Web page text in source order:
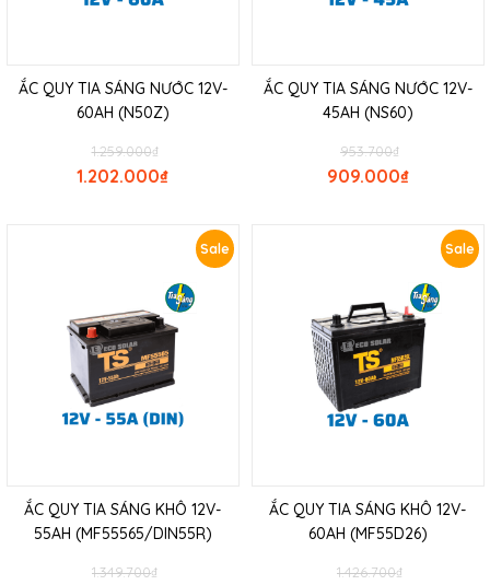
ẮC QUY TIA SÁNG NƯỚC 12V-
60AH (N50Z)
₫
1.259.000
₫
1.202.000
ẮC QUY TIA SÁNG NƯỚC 12V-
45AH (NS60)
₫
953.700
₫
909.000
Sale
ẮC QUY TIA SÁNG KHÔ 12V-
55AH (MF55565/DIN55R)
₫
1.349.700
Sale
ẮC QUY TIA SÁNG KHÔ 12V-
60AH (MF55D26)
₫
1.426.700